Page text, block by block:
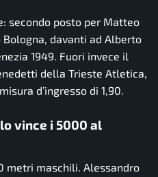
secondo posto per Matteo
davanti ad Alberto
1949. Fuori invece il
della Trieste Atletica,
d’ingresso di 1,90.
vince i 5000 al
metri maschili. Alessandro